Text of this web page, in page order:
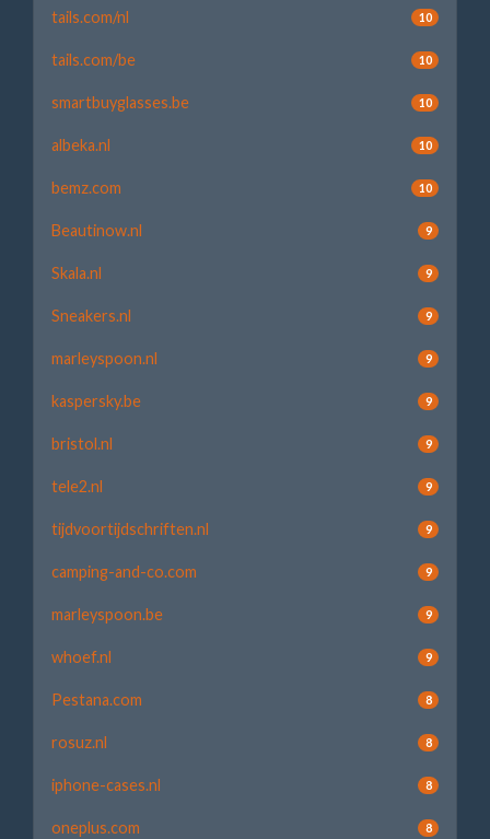
tails.com/nl 10
tails.com/be 10
smartbuyglasses.be 10
albeka.nl 10
bemz.com 10
Beautinow.nl 9
Skala.nl 9
Sneakers.nl 9
marleyspoon.nl 9
kaspersky.be 9
bristol.nl 9
tele2.nl 9
tijdvoortijdschriften.nl 9
camping-and-co.com 9
marleyspoon.be 9
whoef.nl 9
Pestana.com 8
rosuz.nl 8
iphone-cases.nl 8
oneplus.com 8